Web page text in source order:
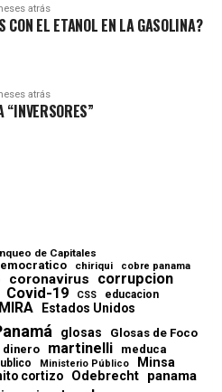
atrás
CON EL ETANOL EN LA GASOLINA?
atrás
“INVERSORES”
de Capitales
chiriqui cobre panama
coronavirus corrupcion
Covid-19 CSS educacion
Estados Unidos
glosas Glosas de Foco
dinero martinelli meduca
Ministerio Público Minsa
cortizo Odebrecht panama